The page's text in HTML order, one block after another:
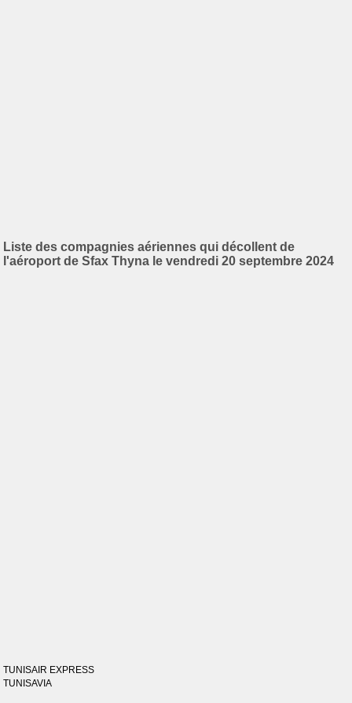
Liste des compagnies aériennes qui décollent de
l'aéroport de Sfax Thyna le vendredi 20 septembre 2024
TUNISAIR EXPRESS
TUNISAVIA